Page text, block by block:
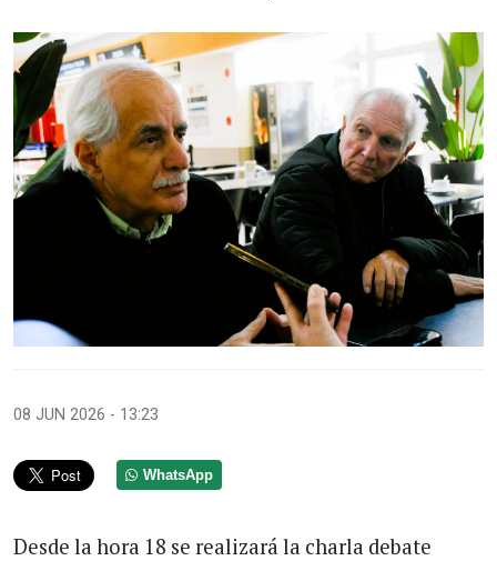
08 JUN 2026 - 13:23
WhatsApp
Desde la hora 18 se realizará la charla debate